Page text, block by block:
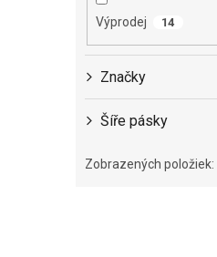
Výprodej 14
Značky
Šíře pásky
Zobrazených položiek: